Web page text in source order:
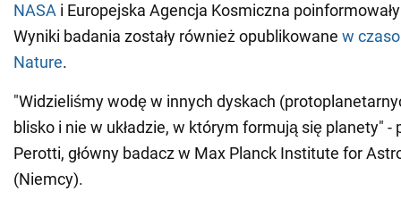
NASA i Europejska Agencja Kosmiczna
Wyniki badania zostały również opublikowane w
Nature.
"Widzieliśmy wodę w innych dyskach
blisko i nie w układzie, w którym formują się planety" -
Perotti, główny badacz w Max Planck Institute for
(Niemcy).